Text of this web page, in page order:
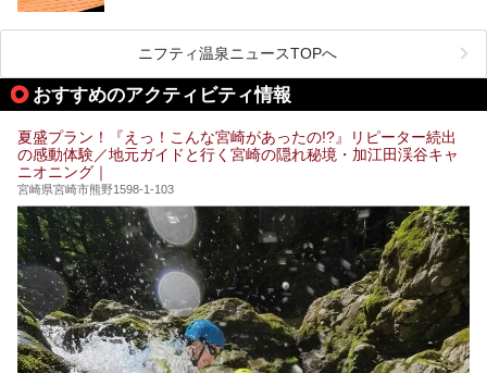
あるんです。
宮崎など都市の中心部から、離れた所にある温泉旅館などに
ぜひ参考にして、宮崎でのサウナライフを楽しみましょう！
ニフティ温泉ニュースTOPへ
おすすめのアクティビティ情報
夏盛プラン！『えっ！こんな宮崎があったの!?』リピーター続出
の感動体験／地元ガイドと行く宮崎の隠れ秘境・加江田渓谷キャ
ニオニング｜
宮崎県宮崎市熊野1598-1-103